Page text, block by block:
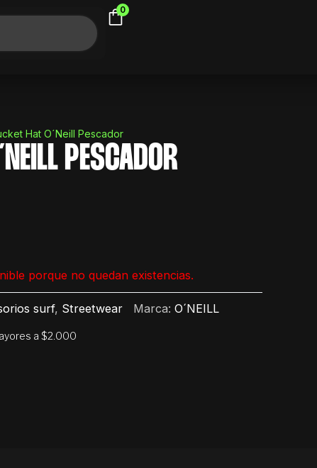
0
Hat O´Neill Pescador
PESCADOR
porque no quedan existencias.
surf, Streetwear Marca: O´NEILL
a $2.000